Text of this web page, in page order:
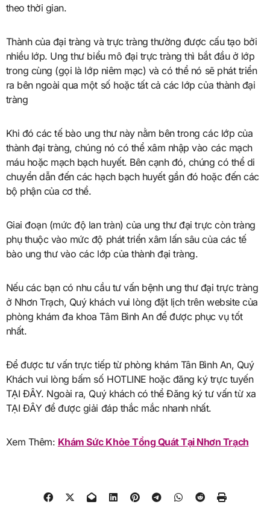
theo thời gian.
Thành của đại tràng và trực tràng thường được cấu tạo bởi
nhiều lớp. Ung thư biểu mô đại trực tràng thì bắt đầu ở lớp
trong cùng (gọi là lớp niêm mạc) và có thể nó sẽ phát triển
ra bên ngoài qua một số hoặc tất cả các lớp của thành đại
tràng
Khi đó các tế bào ung thư này nằm bên trong các lớp của
thành đại tràng, chúng nó có thể xâm nhập vào các mạch
máu hoặc mạch bạch huyết. Bên cạnh đó, chúng có thể di
chuyển dẫn đến các hạch bạch huyết gần đó hoặc đến các
bộ phận của cơ thể.
Giai đoạn (mức độ lan tràn) của ung thư đại trực còn tràng
phụ thuộc vào mức độ phát triển xâm lấn sâu của các tế
bào ung thư vào các lớp của thành đại tràng.
Nếu các bạn có nhu cầu tư vấn bệnh ung thư đại trực tràng
ở Nhơn Trạch, Quý khách vui lòng đặt lịch trên website của
phòng khám đa khoa Tâm Bình An để được phục vụ tốt
nhất.
Để được tư vấn trực tiếp từ phòng khám Tân Bình An, Quý
Khách vui lòng bấm số HOTLINE hoặc đăng ký trực tuyến
TẠI ĐÂY. Ngoài ra, Quý khách có thể Đăng ký tư vấn từ xa
TẠI ĐÂY để được giải đáp thắc mắc nhanh nhất.
Xem Thêm: Khám Sức Khỏe Tổng Quát Tại Nhơn Trạch